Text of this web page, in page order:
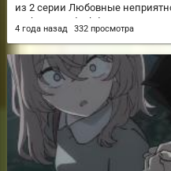
из 2 серии Любовные
Darkness 2nd / tlrd2
4 года назад 332 просмотра